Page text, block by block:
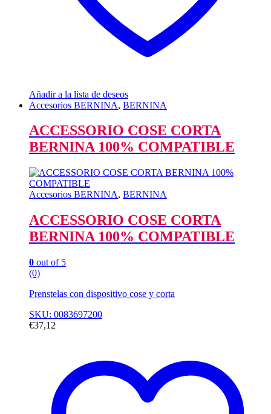
Añadir a la lista de deseos
Accesorios BERNINA, BERNINA
ACCESSORIO COSE CORTA
BERNINA 100% COMPATIBLE
Accesorios BERNINA, BERNINA
ACCESSORIO COSE CORTA
BERNINA 100% COMPATIBLE
0 out of 5
(0)
Prenstelas con dispositivo cose y corta
SKU: 0083697200
€37,12